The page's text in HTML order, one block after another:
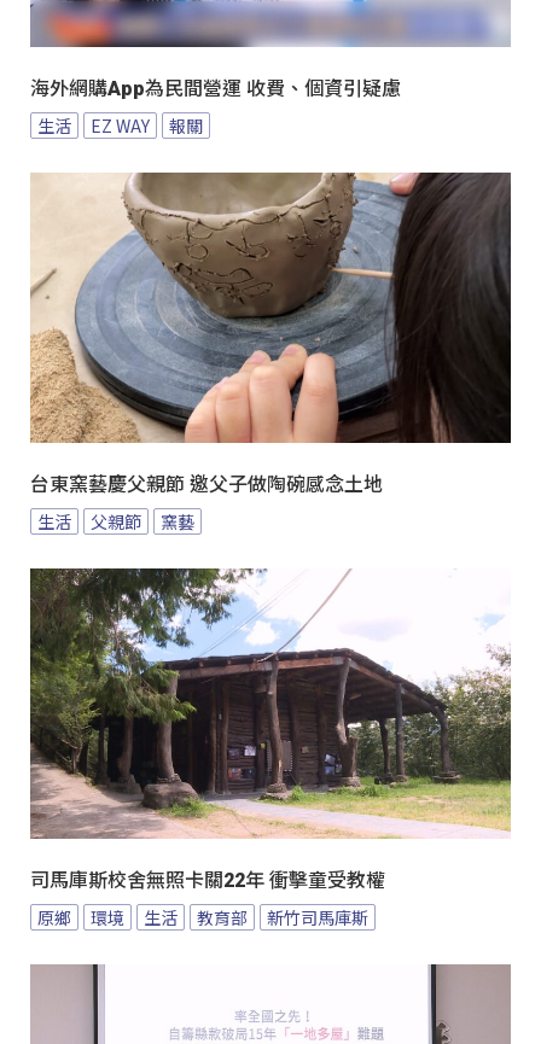
海外網購App為民間營運 收費、個資引疑慮
生活 EZ WAY 報關
台東窯藝慶父親節 邀父子做陶碗感念土地
生活 父親節 窯藝
司馬庫斯校舍無照卡關22年 衝擊童受教權
原鄉 環境 生活 教育部 新竹司馬庫斯